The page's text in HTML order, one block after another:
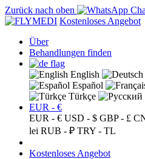
Zurück nach oben
Kostenloses Angebot
Über
Behandlungen finden
English
Español
Türkçe
EUR - €
EUR - € USD - $ GBP - £
lei RUB - ₽ TRY - TL
Kostenloses Angebot